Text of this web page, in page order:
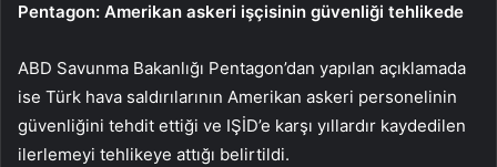
Pentagon: Amerikan askeri işçisinin güvenliği tehlikede
ABD Savunma Bakanlığı Pentagon’dan yapılan açıklamada
ise Türk hava saldırılarının Amerikan askeri personelinin
güvenliğini tehdit ettiği ve IŞİD’e karşı yıllardır kaydedilen
ilerlemeyi tehlikeye attığı belirtildi.